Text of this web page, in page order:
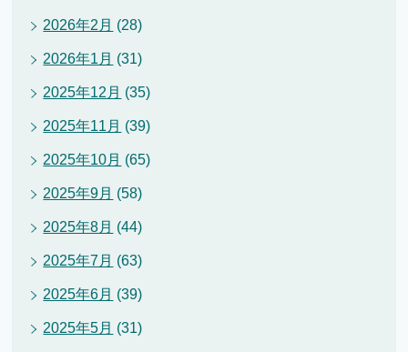
2026年2月 (28)
2026年1月 (31)
2025年12月 (35)
2025年11月 (39)
2025年10月 (65)
2025年9月 (58)
2025年8月 (44)
2025年7月 (63)
2025年6月 (39)
2025年5月 (31)